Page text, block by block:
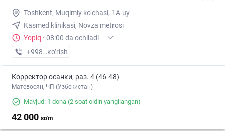
Toshkent, Muqimiy ko‘chasi, 1A-uy
Kasmed klinikasi, Novza metrosi
Yopiq · 08:00 da ochiladi
+998 (93) XXX-XX-XX
кo’rish
Корректор осанки, раз. 4 (46-48)
Матевосян, ЧП (Узбекистан)
Mavjud: 1 dona (2 soat oldin yangilangan)
42 000 so'm